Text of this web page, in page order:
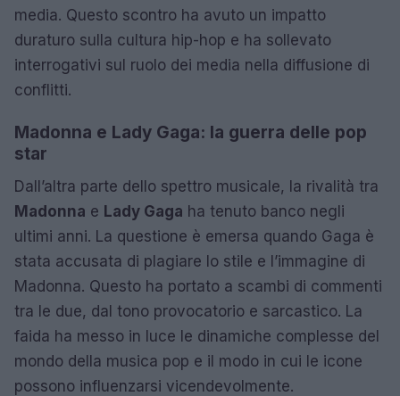
media. Questo scontro ha avuto un impatto
duraturo sulla cultura hip-hop e ha sollevato
interrogativi sul ruolo dei media nella diffusione di
conflitti.
Madonna e Lady Gaga: la guerra delle pop
star
Dall’altra parte dello spettro musicale, la rivalità tra
Madonna e Lady Gaga ha tenuto banco negli
ultimi anni. La questione è emersa quando Gaga è
stata accusata di plagiare lo stile e l’immagine di
Madonna. Questo ha portato a scambi di commenti
tra le due, dal tono provocatorio e sarcastico. La
faida ha messo in luce le dinamiche complesse del
mondo della musica pop e il modo in cui le icone
possono influenzarsi vicendevolmente.